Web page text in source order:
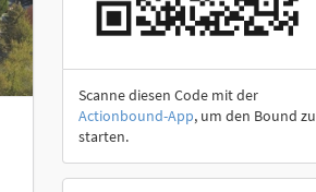
Scanne diesen Code mit der
Actionbound-App, um den Bound zu
starten.